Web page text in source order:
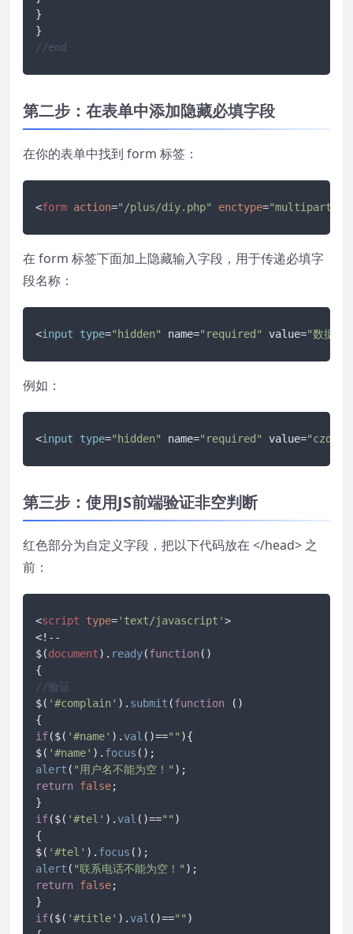
}
//end
第二步：在表单中添加隐藏必填字段
在你的表单中找到 form 标签：
<form action="/plus/diy.php" enctype="multipart/
在 form 标签下面加上隐藏输入字段，用于传递必填字
段名称：
<input type="hidden" name="required" value="数据字
例如：
<input type="hidden" name="required" value=
第三步：使用JS前端验证非空判断
红色部分为自定义字段，把以下代码放在 </head> 之
前：
<script type='text/javascript'>
<!--
$(document). ready(function( )
//验证
$( '#complain' ). submit (function ( )
if($( '#name' ). val ()=="" ){
$( '#name' ). focus
alert ( "用户名不能为空！"
return false;
if($( '#tel' ). val ()=="" )
{
$( '#tel' ). focus
alert ( "联系电话不能为空！"
return false;
if($( '#title' ). val ()=="" )